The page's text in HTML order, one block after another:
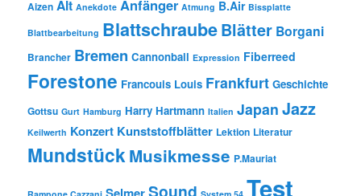
Aizen Alt Anekdote Anfänger Atmung B.Air Bissplatte
Blattbearbeitung BlattschraubeBlätter Borgani
Brancher Bremen Cannonball Expression Fiberreed
Forestone Francouis Louis Frankfurt Geschichte
Gottsu Gurt Hamburg Harry Hartmann Italien Japan Jazz
Keilwerth Konzert Kunststoffblätter Lektion Literatur
Mundstück Musikmesse P.Mauriat
SelmerSound Test